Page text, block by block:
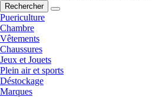
Rechercher
Puericulture
Chambre
Vêtements
Chaussures
Jeux et Jouets
Plein air et sports
Déstockage
Marques